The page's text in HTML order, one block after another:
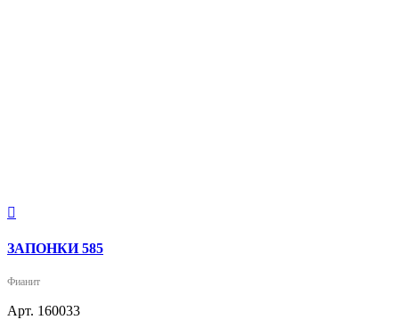

ЗАПОНКИ 585
Фианит
Арт. 160033